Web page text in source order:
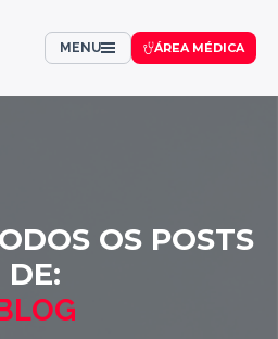
ÁREA MÉDICA
MENU
OS POSTS
DE: